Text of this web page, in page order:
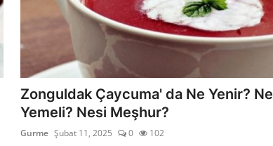
Zonguldak Çaycuma' da Ne Yenir? Ne
Yemeli? Nesi Meşhur?
Gurme Şubat 11, 2025 0 102